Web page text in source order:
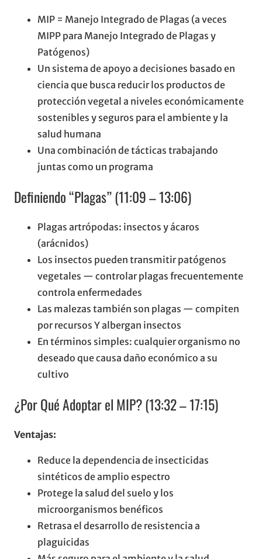
MIP = Manejo Integrado de Plagas (a veces
MIPP para Manejo Integrado de Plagas y
Patógenos)
Un sistema de apoyo a decisiones basado en
ciencia que busca reducir los productos de
protección vegetal a niveles económicamente
sostenibles y seguros para el ambiente y la
salud humana
Una combinación de tácticas trabajando
juntas como un programa
Definiendo “Plagas” (11:09 – 13:06)
Plagas artrópodas: insectos y ácaros
(arácnidos)
Los insectos pueden transmitir patógenos
vegetales — controlar plagas frecuentemente
controla enfermedades
Las malezas también son plagas — compiten
por recursos Y albergan insectos
En términos simples: cualquier organismo no
deseado que causa daño económico a su
cultivo
¿Por Qué Adoptar el MIP? (13:32 – 17:15)
Ventajas:
Reduce la dependencia de insecticidas
sintéticos de amplio espectro
Protege la salud del suelo y los
microorganismos benéficos
Retrasa el desarrollo de resistencia a
plaguicidas